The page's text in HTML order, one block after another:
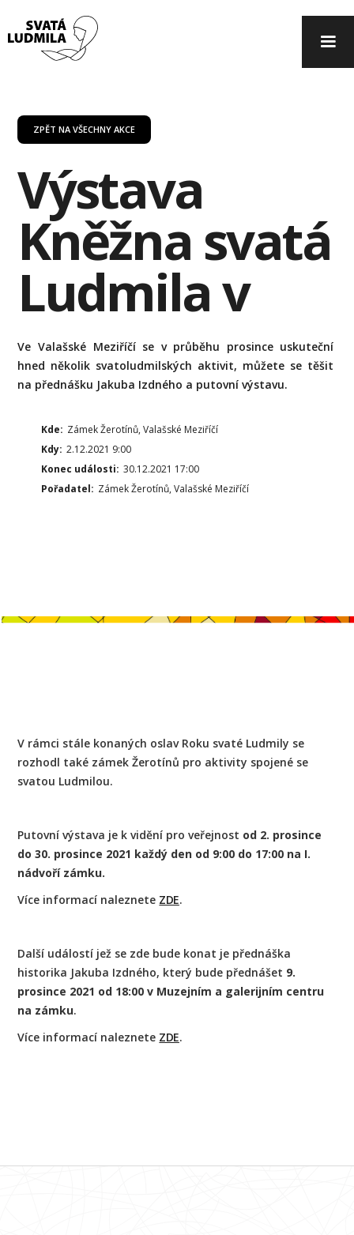
ZPĚT NA VŠECHNY AKCE
Výstava
Kněžna svatá
Ludmila v
Ve Valašské Meziříčí se v průběhu prosince uskuteční
hned několik svatoludmilských aktivit, můžete se těšit
na přednášku Jakuba Izdného a putovní výstavu.
Kde: Zámek Žerotínů, Valašské Meziříčí
Kdy: 2.12.2021 9:00
Konec události: 30.12.2021 17:00
Pořadatel: Zámek Žerotínů, Valašské Meziříčí
V rámci stále konaných oslav Roku svaté Ludmily se
rozhodl také zámek Žerotínů pro aktivity spojené se
svatou Ludmilou.
Putovní výstava je k vidění pro veřejnost od 2. prosince
do 30. prosince 2021 každý den od 9:00 do 17:00 na I.
nádvoří zámku.
Více informací naleznete ZDE.
Další událostí jež se zde bude konat je přednáška
historika Jakuba Izdného, který bude přednášet 9.
prosince 2021 od 18:00 v Muzejním a galerijním centru
na zámku.
Více informací naleznete ZDE.